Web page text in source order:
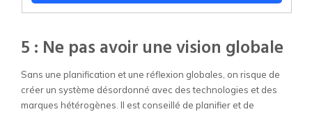
5 : Ne pas avoir une vision globale
Sans une planification et une réflexion globales, on risque de
créer un système désordonné avec des technologies et des
marques hétérogènes. Il est conseillé de planifier et de